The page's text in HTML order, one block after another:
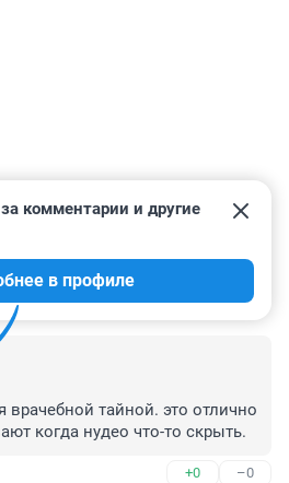
комментарии и другие
в профиле
тайной. это отлично
когда нудео что-то скрыть.
+0 –0